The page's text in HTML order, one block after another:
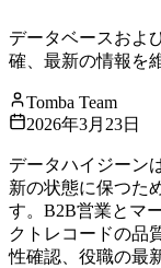
データベースおよ
確、最新の情報を
Tomba Team
2026年3月23日
データハイジーン
新の状態に保つた
す。B2B営業とマ
クトレコードの品
性確認、役職の最